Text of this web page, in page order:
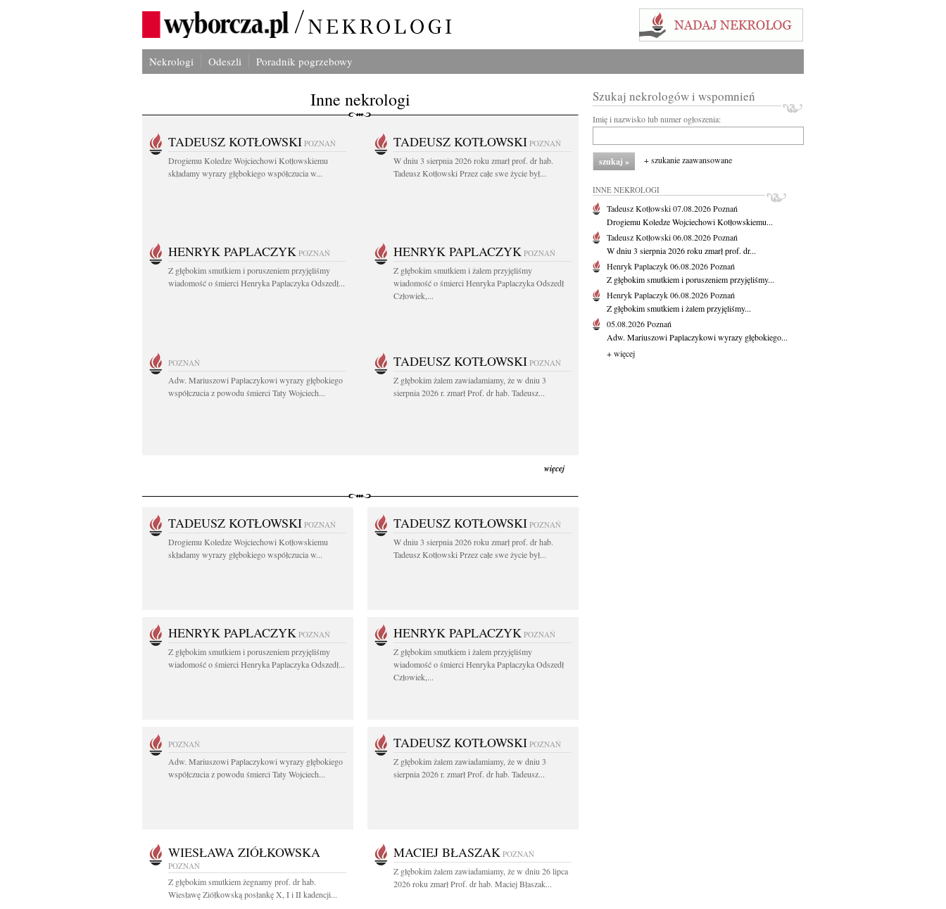
Nekrologi Odeszli Poradnik pogrzebowy
Inne nekrologi
TADEUSZ KOTŁOWSKI POZNAŃ
Drogiemu Koledze Wojciechowi Kotłowskiemu
składamy wyrazy głębokiego współczucia w...
TADEUSZ KOTŁOWSKI POZNAŃ
W dniu 3 sierpnia 2026 roku zmarł prof. dr hab.
Tadeusz Kotłowski Przez całe swe życie był...
HENRYK PAPLACZYK POZNAŃ
Z głębokim smutkiem i poruszeniem przyjęliśmy
wiadomość o śmierci Henryka Paplaczyka Odszedł...
HENRYK PAPLACZYK POZNAŃ
Z głębokim smutkiem i żalem przyjęliśmy
wiadomość o śmierci Henryka Paplaczyka Odszedł
Człowiek,...
POZNAŃ
Adw. Mariuszowi Paplaczykowi wyrazy głębokiego
współczucia z powodu śmierci Taty Wojciech...
TADEUSZ KOTŁOWSKI POZNAŃ
Z głębokim żalem zawiadamiamy, że w dniu 3
sierpnia 2026 r. zmarł Prof. dr hab. Tadeusz...
więcej
TADEUSZ KOTŁOWSKI POZNAŃ
Drogiemu Koledze Wojciechowi Kotłowskiemu
składamy wyrazy głębokiego współczucia w...
TADEUSZ KOTŁOWSKI POZNAŃ
W dniu 3 sierpnia 2026 roku zmarł prof. dr hab.
Tadeusz Kotłowski Przez całe swe życie był...
HENRYK PAPLACZYK POZNAŃ
Z głębokim smutkiem i poruszeniem przyjęliśmy
wiadomość o śmierci Henryka Paplaczyka Odszedł...
HENRYK PAPLACZYK POZNAŃ
Z głębokim smutkiem i żalem przyjęliśmy
wiadomość o śmierci Henryka Paplaczyka Odszedł
Człowiek,...
POZNAŃ
Adw. Mariuszowi Paplaczykowi wyrazy głębokiego
współczucia z powodu śmierci Taty Wojciech...
TADEUSZ KOTŁOWSKI POZNAŃ
Z głębokim żalem zawiadamiamy, że w dniu 3
sierpnia 2026 r. zmarł Prof. dr hab. Tadeusz...
WIESŁAWA ZIÓŁKOWSKA
POZNAŃ
Z głębokim smutkiem żegnamy prof. dr hab.
Wiesławę Ziółkowską posłankę X, I i II kadencji...
MACIEJ BŁASZAK POZNAŃ
Z głębokim żalem zawiadamiamy, że w dniu 26 lipca
2026 roku zmarł Prof. dr hab. Maciej Błaszak...
Szukaj nekrologów i wspomnień
Imię i nazwisko lub numer ogłoszenia:
+ szukanie zaawansowane
INNE NEKROLOGI
Tadeusz Kotłowski07.08.2026Poznań
Drogiemu Koledze Wojciechowi Kotłowskiemu...
Tadeusz Kotłowski06.08.2026Poznań
W dniu 3 sierpnia 2026 roku zmarł prof. dr...
Henryk Paplaczyk06.08.2026Poznań
Z głębokim smutkiem i poruszeniem przyjęliśmy...
Henryk Paplaczyk06.08.2026Poznań
Z głębokim smutkiem i żalem przyjęliśmy...
05.08.2026Poznań
Adw. Mariuszowi Paplaczykowi wyrazy głębokiego...
+ więcej